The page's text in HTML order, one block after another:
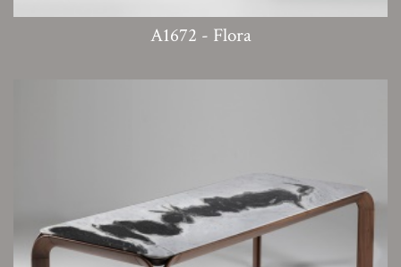
A1672 - Flora